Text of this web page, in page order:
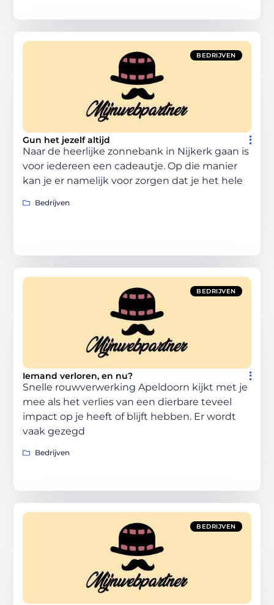
BEDRIJVEN
Gun het jezelf altijd
Naar de heerlijke zonnebank in Nijkerk gaan is
voor iedereen een cadeautje. Op die manier
kan je er namelijk voor zorgen dat je het hele
Bedrijven
BEDRIJVEN
Iemand verloren, en nu?
Snelle rouwverwerking Apeldoorn kijkt met je
mee als het verlies van een dierbare teveel
impact op je heeft of blijft hebben. Er wordt
vaak gezegd
Bedrijven
BEDRIJVEN